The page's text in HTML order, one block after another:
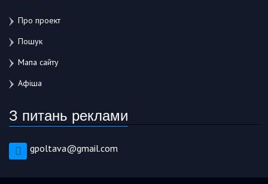
Про проект
Пошук
Мапа сайту
Афіша
З питань реклами
gpoltava@gmail.com